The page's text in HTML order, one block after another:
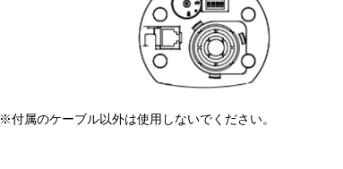
※付属のケーブル以外は使用しないでください。